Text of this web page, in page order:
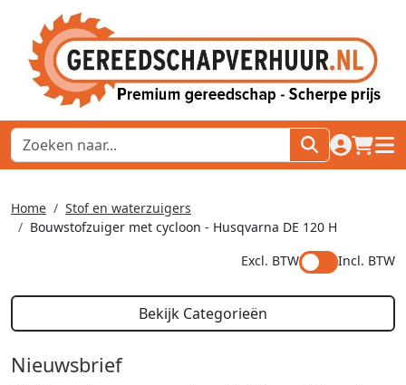
naar
Home
Stof en waterzuigers
Bouwstofzuiger met cycloon - Husqvarna DE 120 H
Excl. BTW
Incl. BTW
Bekijk Categorieën
Nieuwsbrief